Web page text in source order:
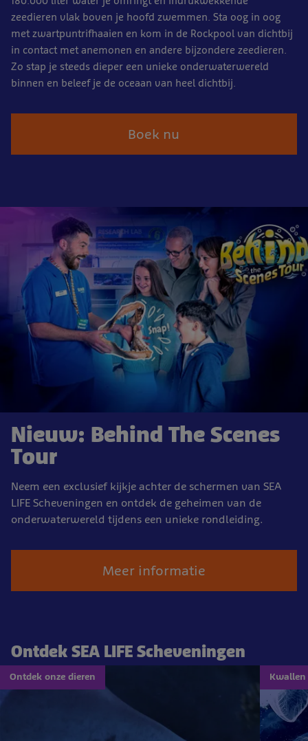
zeedieren vlak boven je hoofd zwemmen. Sta oog in oog
met zwartpuntrifhaaien en kom in de Rockpool van dichtbij
in contact met anemonen en andere bijzondere zeedieren.
Zo stap je steeds dieper een unieke onderwaterwereld
binnen en beleef je de oceaan van heel dichtbij.
Boek nu
Nieuw: Behind The Scenes
Tour
Neem een exclusief kijkje achter de schermen van SEA
LIFE Scheveningen en ontdek de geheimen van de
onderwaterwereld tijdens een unieke rondleiding.
Meer informatie
Ontdek SEA LIFE Scheveningen
Ontdek onze dieren Kwallen